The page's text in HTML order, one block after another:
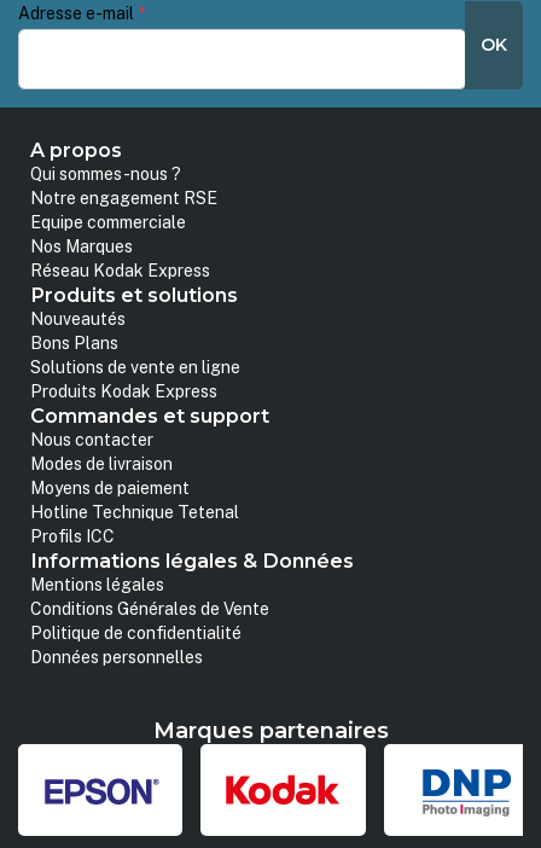
Adresse e-mail *
OK
A propos
Qui sommes-nous ?
Notre engagement RSE
Equipe commerciale
Nos Marques
Réseau Kodak Express
Produits et solutions
Nouveautés
Bons Plans
Solutions de vente en ligne
Produits Kodak Express
Commandes et support
Nous contacter
Modes de livraison
Moyens de paiement
Hotline Technique Tetenal
Profils ICC
Informations légales & Données
Mentions légales
Conditions Générales de Vente
Politique de confidentialité
Données personnelles
Marques partenaires